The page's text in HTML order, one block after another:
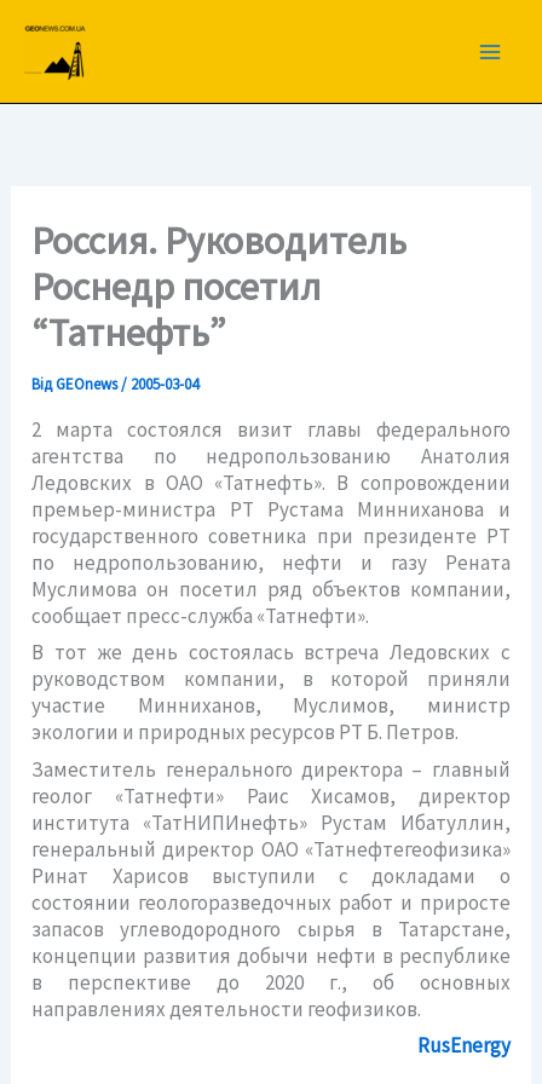
вмісту
Россия. Руководитель
Роснедр посетил
“Татнефть”
ВідGEOnews/ 2005-03-04
2 марта состоялся визит главы федерального
агентства по недропользованию Анатолия
Ледовских в ОАО «Татнефть». В сопровождении
премьер-министра РТ Рустама Минниханова и
государственного советника при президенте РТ
по недропользованию, нефти и газу Рената
Муслимова он посетил ряд объектов компании,
сообщает пресс-служба «Татнефти».
В тот же день состоялась встреча Ледовских с
руководством компании, в которой приняли
участие Минниханов, Муслимов, министр
экологии и природных ресурсов РТ Б. Петров.
Заместитель генерального директора – главный
геолог «Татнефти» Раис Хисамов, директор
института «ТатНИПИнефть» Рустам Ибатуллин,
генеральный директор ОАО «Татнефтегеофизика»
Ринат Харисов выступили с докладами о
состоянии геологоразведочных работ и приросте
запасов углеводородного сырья в Татарстане,
концепции развития добычи нефти в республике
в перспективе до 2020 г., об основных
направлениях деятельности геофизиков.
RusEnergy